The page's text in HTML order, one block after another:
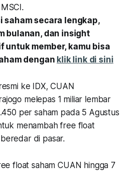
saham secara lengkap,
bulanan, dan insight
untuk member, kamu bisa
dengan klik link di sini
ke IDX, CUAN
melepas 1 miliar lembar
per saham pada 5 Agustus
menambah free float
di pasar.
float saham CUAN hingga 7